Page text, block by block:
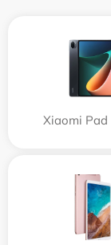
Xiaomi Pad